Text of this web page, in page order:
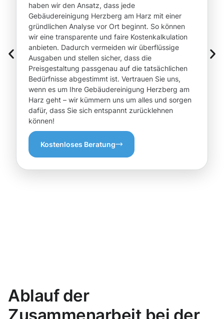
haben wir den Ansatz, dass jede
Gebäudereinigung Herzberg am Harz mit einer
gründlichen Analyse vor Ort beginnt. So können
wir eine transparente und faire Kostenkalkulation
anbieten. Dadurch vermeiden wir überflüssige
Ausgaben und stellen sicher, dass die
Preisgestaltung passgenau auf die tatsächlichen
Bedürfnisse abgestimmt ist. Vertrauen Sie uns,
wenn es um Ihre Gebäudereinigung Herzberg am
Harz geht – wir kümmern uns um alles und sorgen
dafür, dass Sie sich entspannt zurücklehnen
können!
Kostenloses Beratung
Ablauf der